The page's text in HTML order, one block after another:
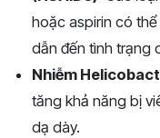
hoặc aspirin có
dẫn đến tình trạng
Nhiễm
tăng khả năng bị
dạ dày.